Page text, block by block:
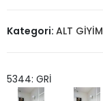
Kategori: ALT GİYİM
5344: GRİ